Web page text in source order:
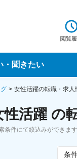
閲覧
・聞きたい
女性活躍の転職・求人
活躍 の
件にて絞込みができます
条